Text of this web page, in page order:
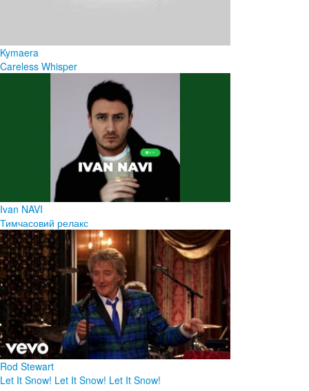
Kymaera
Careless Whisper
Ivan NAVI
Тимчасовий релакс
Rod Stewart
Let It Snow! Let It Snow! Let It Snow!